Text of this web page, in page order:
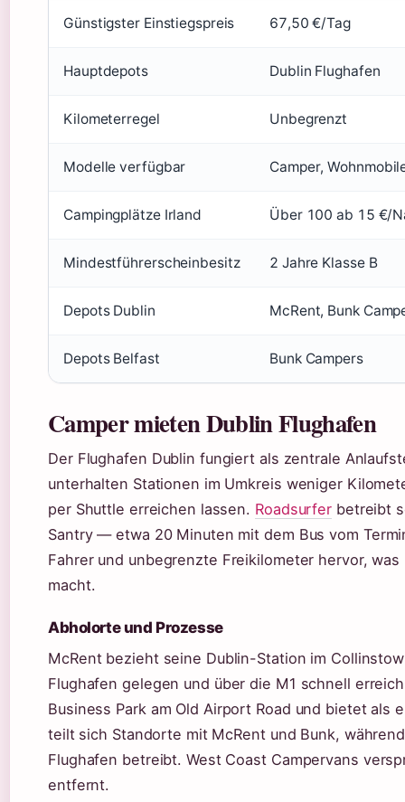
Günstigster Einstiegspreis 67,50 €/Tag
Hauptdepots Dublin Flughafen
Kilometerregel Unbegrenzt
Modelle verfügbar Camper,
Campingplätze Irland Über 100 ab 15 €/
Mindestführerscheinbesitz 2 Jahre Klasse B
Depots Dublin McRent, Bunk
Depots Belfast Bunk Campers
Camper mieten Dublin Flughafen
Der Flughafen Dublin fungiert als zentrale
unterhalten Stationen im Umkreis weniger
per Shuttle erreichen lassen. Roadsurfer betreibt
Santry — etwa 20 Minuten mit dem Bus vom
Fahrer und unbegrenzte Freikilometer hervor,
macht.
Abholorte und Prozesse
McRent bezieht seine Dublin-Station im
Flughafen gelegen und über die M1 schnell
Business Park am Old Airport Road und bietet als
teilt sich Standorte mit McRent und Bunk,
Flughafen betreibt. West Coast Campervans
entfernt.